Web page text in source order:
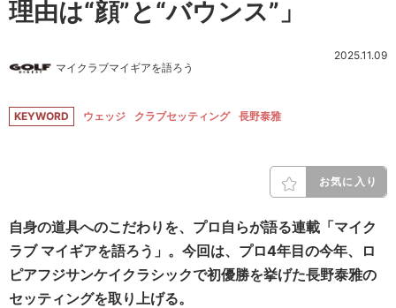
理由は“顔”と“バウンス”」
マイクラブマイギアを語ろう
2025.11.09
KEYWORD ウェッジ クラブセッティング 長野泰雅
お気に入り
自身の道具へのこだわりを、プロ自らが語る連載「マイク
ラブ マイギアを語ろう」。今回は、プロ4年目の今年、ロ
ピアフジサンケイクラシックで初優勝を挙げた長野泰雅の
セッティングを取り上げる。